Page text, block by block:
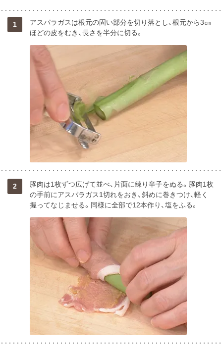
1
アスパラガスは根元の固い部分を切り落とし、根元から3㎝
ほどの皮をむき、長さを半分に切る。
2
豚肉は1枚ずつ広げて並べ、片面に練り辛子をぬる。豚肉1枚
の手前にアスパラガス1切れをおき、斜めに巻きつけ、軽く
握ってなじませる。同様に全部で12本作り、塩をふる。